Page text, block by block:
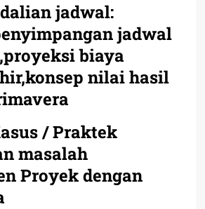
jadwal:
jadwal
biaya
nilai hasil
/ Praktek
masalah
Proyek dengan